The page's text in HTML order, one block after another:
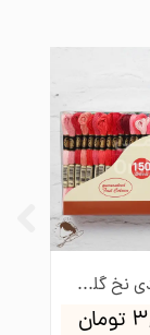
پک 150 عددی نخ گلدوزی پنگوئن